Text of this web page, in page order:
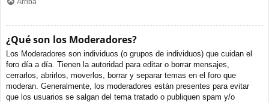
¿Qué son los Moderadores?
Los Moderadores son individuos (o grupos de individuos) que cuidan el
foro día a día. Tienen la autoridad para editar o borrar mensajes,
cerrarlos, abrirlos, moverlos, borrar y separar temas en el foro que
moderan. Generalmente, los moderadores están presentes para evitar
que los usuarios se salgan del tema tratado o publiquen spam y/o